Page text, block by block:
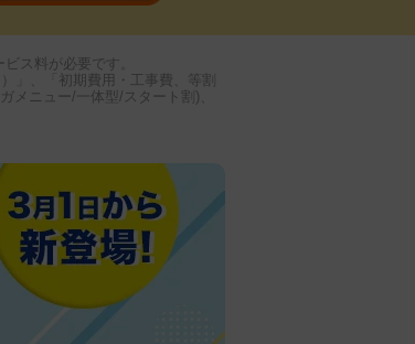
ス料が必要です。
」、「初期費用・工事費、等割
メニュー/一体型/スタート割)、